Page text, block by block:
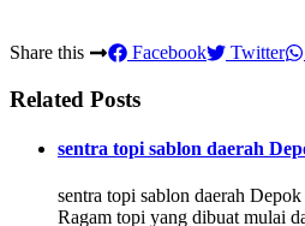
Share this Facebook Twitter
Related Posts
sentra topi sablon daerah
sentra topi sablon daerah
Ragam topi yang dibuat mulai